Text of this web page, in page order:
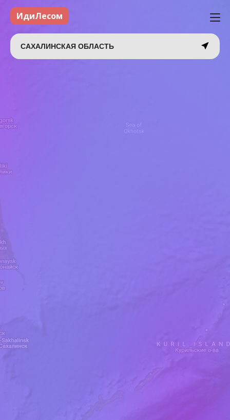
ИдиЛесом
САХАЛИНСКАЯ ОБЛАСТЬ